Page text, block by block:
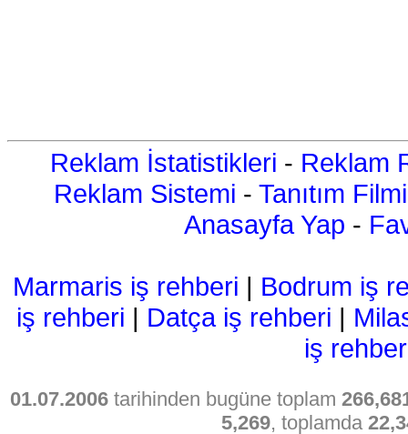
Reklam İstatistikleri - Reklam
Reklam Sistemi - Tanıtım Filmi
Anasayfa Yap -
Marmaris iş rehberi | Bodrum iş
iş rehberi | Datça iş rehberi |
iş
01.07.2006 tarihinden bugüne toplam
5,269, toplamda